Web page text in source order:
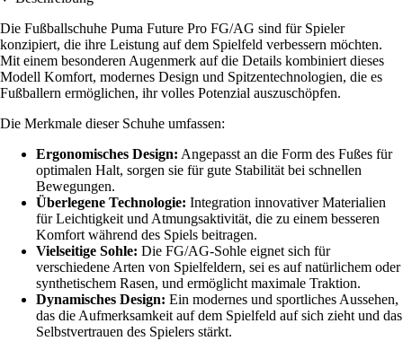
Die Fußballschuhe Puma Future Pro FG/AG sind für Spieler
konzipiert, die ihre Leistung auf dem Spielfeld verbessern möchten.
Mit einem besonderen Augenmerk auf die Details kombiniert dieses
Modell Komfort, modernes Design und Spitzentechnologien, die es
Fußballern ermöglichen, ihr volles Potenzial auszuschöpfen.
Die Merkmale dieser Schuhe umfassen:
Ergonomisches Design: Angepasst an die Form des Fußes für
optimalen Halt, sorgen sie für gute Stabilität bei schnellen
Bewegungen.
Überlegene Technologie: Integration innovativer Materialien
für Leichtigkeit und Atmungsaktivität, die zu einem besseren
Komfort während des Spiels beitragen.
Vielseitige Sohle: Die FG/AG-Sohle eignet sich für
verschiedene Arten von Spielfeldern, sei es auf natürlichem oder
synthetischem Rasen, und ermöglicht maximale Traktion.
Dynamisches Design: Ein modernes und sportliches Aussehen,
das die Aufmerksamkeit auf dem Spielfeld auf sich zieht und das
Selbstvertrauen des Spielers stärkt.